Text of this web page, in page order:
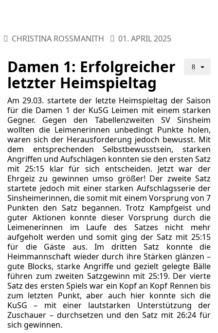
CHRISTINA ROSSMANITH 01. APRIL 2025
Damen 1: Erfolgreicher
letzter Heimspieltag
Am 29.03. startete der letzte Heimspieltag der Saison
für die Damen 1 der KuSG Leimen mit einem starken
Gegner. Gegen den Tabellenzweiten SV Sinsheim
wollten die Leimenerinnen unbedingt Punkte holen,
waren sich der Herausforderung jedoch bewusst. Mit
dem entsprechenden Selbstbewusstsein, starken
Angriffen und Aufschlägen konnten sie den ersten Satz
mit 25:15 klar für sich entscheiden. Jetzt war der
Ehrgeiz zu gewinnen umso größer! Der zweite Satz
startete jedoch mit einer starken Aufschlagsserie der
Sinsheimerinnen, die somit mit einem Vorsprung von 7
Punkten den Satz begannen. Trotz Kampfgeist und
guter Aktionen konnte dieser Vorsprung durch die
Leimenerinnen im Laufe des Satzes nicht mehr
aufgeholt werden und somit ging der Satz mit 25:15
für die Gäste aus. Im dritten Satz konnte die
Heimmannschaft wieder durch ihre Stärken glänzen –
gute Blocks, starke Angriffe und gezielt gelegte Bälle
führen zum zweiten Satzgewinn mit 25:19. Der vierte
Satz des ersten Spiels war ein Kopf an Kopf Rennen bis
zum letzten Punkt, aber auch hier konnte sich die
KuSG – mit einer lautstarken Unterstützung der
Zuschauer – durchsetzen und den Satz mit 26:24 für
sich gewinnen.